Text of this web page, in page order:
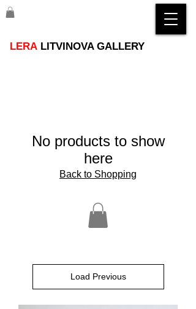
LERA LITVINOVA GALLERY
No products to show
here
Back to Shopping
Load Previous